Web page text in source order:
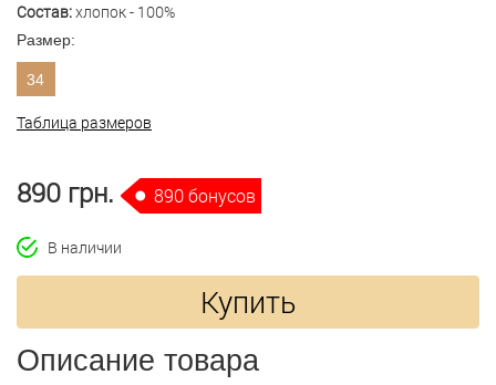
Состав:хлопок - 100%
Размер:
34
Таблица размеров
890 грн. 890 бонусов
В наличии
Купить
Описание товара